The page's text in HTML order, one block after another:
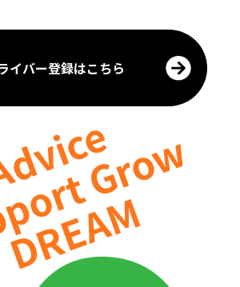
イバー登録はこちら
Grow
DREAM